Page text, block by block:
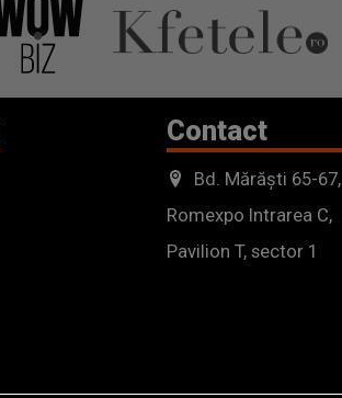
Contact
Bd. Mărăști 65-67,
Romexpo Intrarea C,
Pavilion T, sector 1